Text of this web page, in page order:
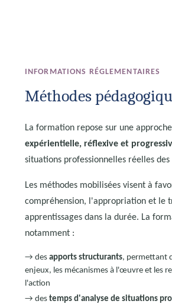
INFORMATIONS RÉGLEMENTAIRES
Méthodes
La formation repose sur une
expérientielle, réflexive et
situations professionnelles réelles
Les méthodes mobilisées visent à
compréhension, l'appropriation et le
apprentissages dans la durée. La
notamment :
→ des apports structurants, permettant
enjeux, les mécanismes à l'œuvre et les
l'action
→ des temps d'analyse de situations